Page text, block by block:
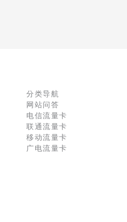
分类导航
网站问答
电信流量卡
联通流量卡
移动流量卡
广电流量卡